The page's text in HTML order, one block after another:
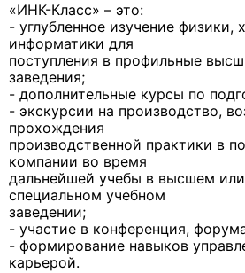
«ИНК-Класс» – это:
- углубленное изучение физики,
информатики для
поступления в профильные
заведения;
- дополнительные курсы по
- экскурсии на производство,
прохождения
производственной практики в
компании во время
дальнейшей учебы в высшем
специальном учебном
заведении;
- участие в конференция,
- формирование навыков
карьерой.